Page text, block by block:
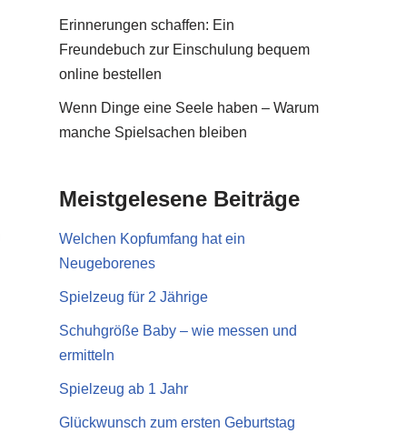
Erinnerungen schaffen: Ein
Freundebuch zur Einschulung bequem
online bestellen
Wenn Dinge eine Seele haben – Warum
manche Spielsachen bleiben
Meistgelesene Beiträge
Welchen Kopfumfang hat ein
Neugeborenes
Spielzeug für 2 Jährige
Schuhgröße Baby – wie messen und
ermitteln
Spielzeug ab 1 Jahr
Glückwunsch zum ersten Geburtstag